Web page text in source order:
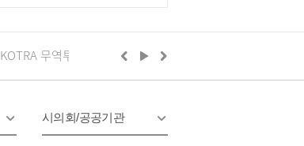
KOTRA 무역투자24 구리시의회
시의회/공공기관